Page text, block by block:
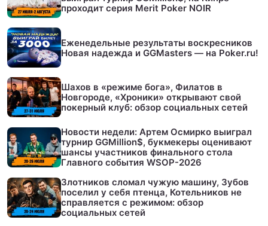
проходит серия Merit Poker NOIR
Еженедельные результаты воскресников
Новая надежда и GGMasters — на Poker.ru!
Шахов в «режиме бога», Филатов в
Новгороде, «Хроники» открывают свой
покерный клуб: обзор социальных сетей
Новости недели: Артем Осмирко выиграл
турнир GGMillion$, букмекеры оценивают
шансы участников финального стола
Главного события WSOP-2026
Злотников сломал чужую машину, Зубов
поселил у себя птенца, Котельников не
справляется с режимом: обзор
социальных сетей